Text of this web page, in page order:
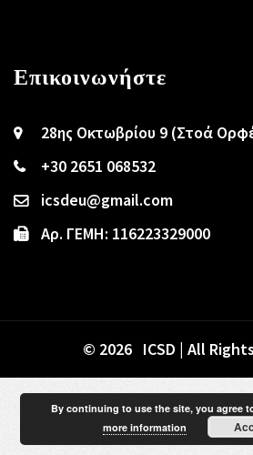
Επικοινωνήστε
28ης Οκτωβρίου 9 (Στοά
+30 2651 068532
icsdeu@gmail.com
Αρ. ΓΕΜΗ: 116223329000
© 2026 ICSD | All
By continuing to use the site, you agree
more information